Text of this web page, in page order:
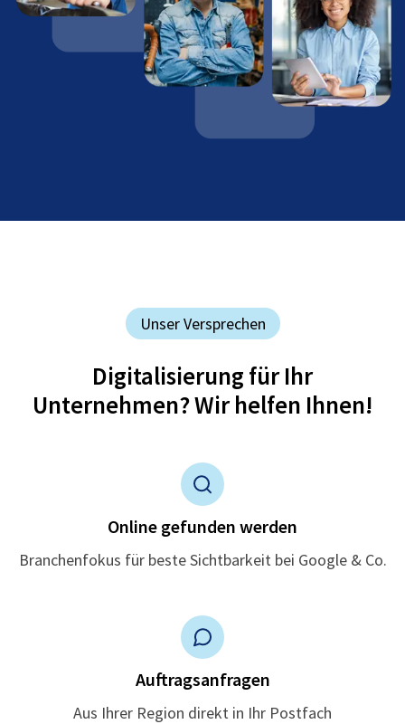
Unser Versprechen
Digitalisierung für Ihr
Unternehmen? Wir helfen Ihnen!
Online gefunden werden
Branchenfokus für beste Sichtbarkeit bei Google & Co.
Auftragsanfragen
Aus Ihrer Region direkt in Ihr Postfach